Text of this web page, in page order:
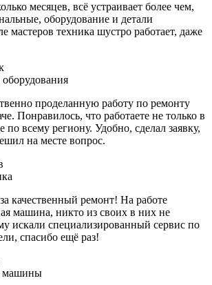
месяцев, всё устраивает более чем,
оборудование и детали
мастеров техника шустро работает, даже
проделанную работу по ремонту
Понравилось, что работаете не только в
по всему региону. Удобно, сделал заявку,
на месте вопрос.
качественный ремонт! На работе
машина, никто из своих в них не
искали специализированный сервис по
спасибо ещё раз!
машины